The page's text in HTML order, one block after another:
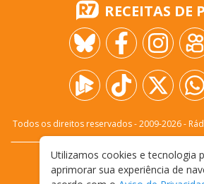
RECEITAS DE
Todos os direitos reservados - 2009-2026-
FALE CONOSCO
TERMOS E CONDIÇÕES DE
Utilizamos cookies e tecnologia
aprimorar sua experiência de